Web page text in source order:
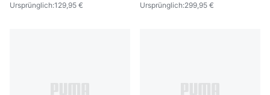
Ursprünglich:129,95 € Ursprünglich:299,95 €